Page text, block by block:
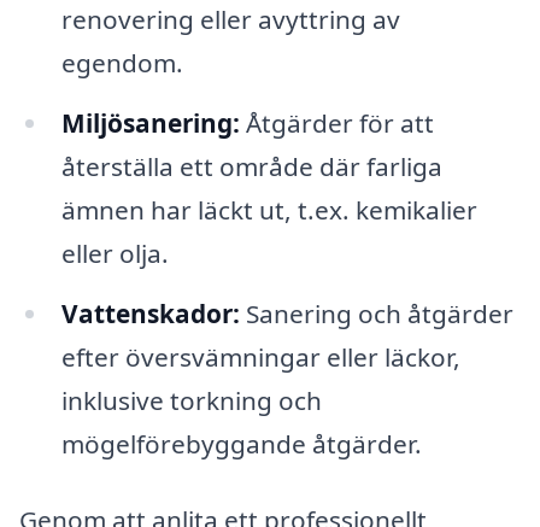
renovering eller avyttring av
egendom.
Miljösanering: Åtgärder för att
återställa ett område där farliga
ämnen har läckt ut, t.ex. kemikalier
eller olja.
Vattenskador: Sanering och åtgärder
efter översvämningar eller läckor,
inklusive torkning och
mögelförebyggande åtgärder.
Genom att anlita ett professionellt